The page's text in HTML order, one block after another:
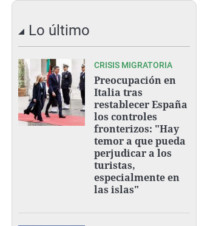
Lo último
CRISIS MIGRATORIA
Preocupación en
Italia tras
restablecer España
los controles
fronterizos: "Hay
temor a que pueda
perjudicar a los
turistas,
especialmente en
las islas"